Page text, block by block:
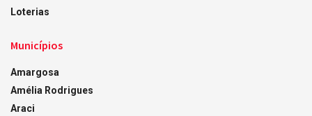
Loterias
Municípios
Amargosa
Amélia Rodrigues
Araci